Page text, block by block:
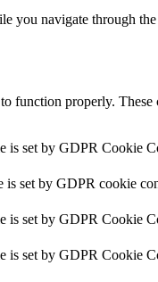
you navigate through
function properly.
is set by GDPR Cookie
is set by GDPR cookie
is set by GDPR Cookie
is set by GDPR Cookie